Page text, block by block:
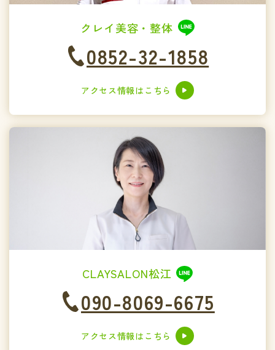
クレイ美容・整体
0852-32-1858
アクセス情報はこちら
CLAYSALON松江
090-8069-6675
アクセス情報はこちら